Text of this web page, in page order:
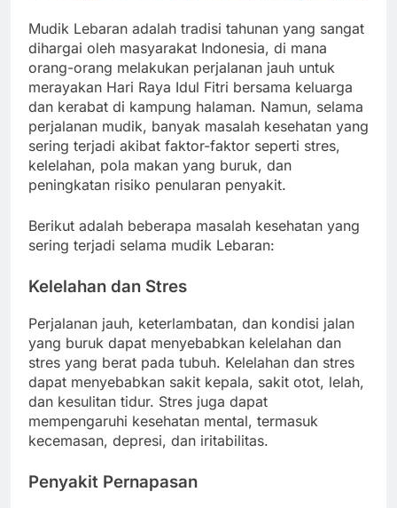
Mudik Lebaran adalah tradisi tahunan yang sangat
dihargai oleh masyarakat Indonesia, di mana
orang-orang melakukan perjalanan jauh untuk
merayakan Hari Raya Idul Fitri bersama keluarga
dan kerabat di kampung halaman. Namun, selama
perjalanan mudik, banyak masalah kesehatan yang
sering terjadi akibat faktor-faktor seperti stres,
kelelahan, pola makan yang buruk, dan
peningkatan risiko penularan penyakit.
Berikut adalah beberapa masalah kesehatan yang
sering terjadi selama mudik Lebaran:
Kelelahan dan Stres
Perjalanan jauh, keterlambatan, dan kondisi jalan
yang buruk dapat menyebabkan kelelahan dan
stres yang berat pada tubuh. Kelelahan dan stres
dapat menyebabkan sakit kepala, sakit otot, lelah,
dan kesulitan tidur. Stres juga dapat
mempengaruhi kesehatan mental, termasuk
kecemasan, depresi, dan iritabilitas.
Penyakit Pernapasan